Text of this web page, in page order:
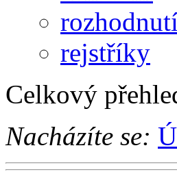
rejstříky
Celkový
Nacházíte se: